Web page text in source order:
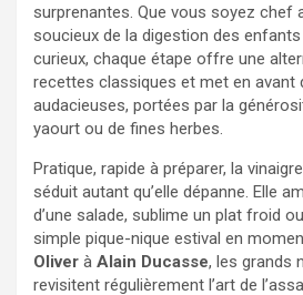
surprenantes. Que vous soyez chef
soucieux de la digestion des
curieux, chaque étape offre une
recettes classiques et met en avant
audacieuses, portées par la
yaourt ou de fines herbes.
Pratique, rapide à préparer, la
séduit autant qu’elle dépanne. Elle
d’une salade, sublime un plat froid
simple pique-nique estival en
Oliver à Alain Ducasse, les grands
revisitent régulièrement l’art de